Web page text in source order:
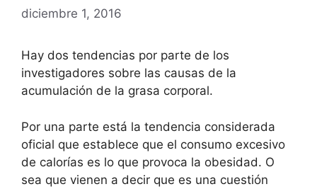
diciembre 1, 2016
Hay dos tendencias por parte de los
investigadores sobre las causas de la
acumulación de la grasa corporal.
Por una parte está la tendencia considerada
oficial que establece que el consumo excesivo
de calorías es lo que provoca la obesidad. O
sea que vienen a decir que es una cuestión